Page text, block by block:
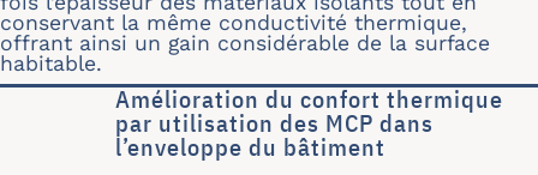
conservant la même conductivité thermique,
offrant ainsi un gain considérable de la surface
habitable.
Amélioration du confort thermique
par utilisation des MCP dans
l’enveloppe du bâtiment